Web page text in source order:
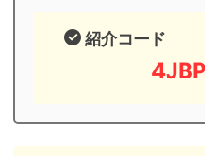
紹介コード